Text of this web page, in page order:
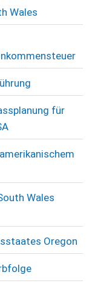
Wales
für
Wales
Oregon